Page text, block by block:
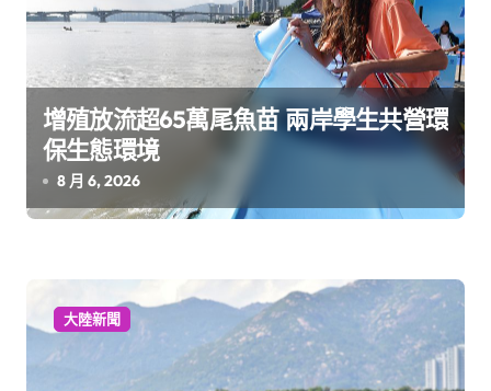
增殖放流超65萬尾魚苗 兩岸學生共營環
保生態環境
8 月 6, 2026
大陸新聞